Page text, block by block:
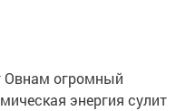
Овнам огромный
энергия сулит